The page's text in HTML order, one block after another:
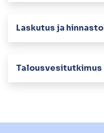
Laskutus ja hinnasto
Talousvesitutkimus